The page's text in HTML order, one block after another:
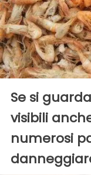
Se si
visibili
numerosi